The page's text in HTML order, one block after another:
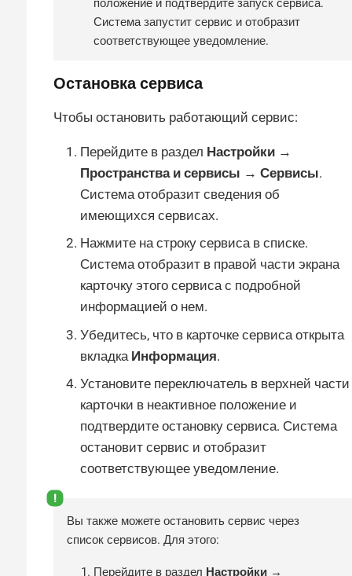
положение и подтвердите запуск сервиса.
Система запустит сервис и отобразит
соответствующее уведомление.
Остановка сервиса
Чтобы остановить работающий сервис:
Перейдите в раздел Настройки →
Пространства и сервисы → Сервисы.
Система отобразит сведения об
имеющихся сервисах.
Нажмите на строку сервиса в списке.
Система отобразит в правой части экрана
карточку этого сервиса с подробной
информацией о нем.
Убедитесь, что в карточке сервиса открыта
вкладка Информация.
Установите переключатель в верхней части
карточки в неактивное положение и
подтвердите остановку сервиса. Система
остановит сервис и отобразит
соответствующее уведомление.
Вы также можете остановить сервис через
список сервисов. Для этого:
Перейдите в раздел Настройки →